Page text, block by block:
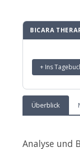
BICARA
+ Ins
Überblick
Analyse und